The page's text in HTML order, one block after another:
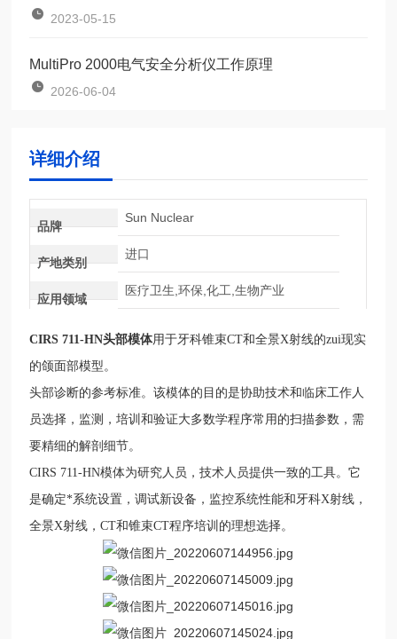
2023-05-15
MultiPro 2000电气安全分析仪工作原理
2026-06-04
详细介绍
品牌
Sun Nuclear
产地类别
进口
应用领域
医疗卫生,环保,化工,生物产业
CIRS 711-HN头部模体用于牙科锥束CT和全景X射线的zui现实
的颌面部模型。
头部诊断的参考标准。该模体的目的是协助技术和临床工作人
员选择，监测，培训和验证大多数学程序常用的扫描参数，需
要精细的解剖细节。
CIRS 711-HN模体为研究人员，技术人员提供一致的工具。它
是确定*系统设置，调试新设备，监控系统性能和牙科X射线，
全景X射线，CT和锥束CT程序培训的理想选择。